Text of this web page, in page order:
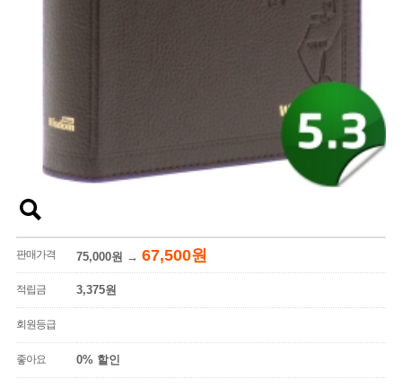
판매가격 75,000원 → 67,500원
적립금 3,375원
회원등급
좋아요 0% 할인